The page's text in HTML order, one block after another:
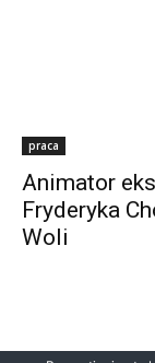
praca
Animator
Fryderyka
Woli